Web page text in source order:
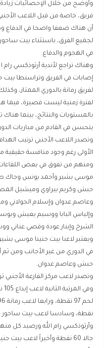
وأوضح من خلال الإحصائيات
فريق، خاصة من قبل اللاعب
أن هناك ضعفا واضحا في الدفاع
لجميع الفرق، باستثناء بيت ساحور
في الهجوم والدفاع.
وهناك تراجع لأندية أرثوذكسي
إصابات في الفريق وتراسنطا بيت
لفريق رمانة بالدوري الممتاز،
لفترة زمنية ليست قصيرة، فيما
بالمستويات والنتائج، بينما
يتحسن في القادم من مباريات
وتصدر اللاعب الأجنبي ترتيب
الأولى رغم وجود منافسة حقيقية
ومنهم من تفوق في بعض اللقاءات
موسى بشير وأحمد يونس وجاك
حبش وكريم بيراوي وميشيل
وعاصم عدوان وإسلام الجولاني
وإلياس البابا ووسيم يعيش
الشرخ وإينار عودة وقصي
ويعتبر لاعبا بيت حنينا موسى
في الدوري من غير الأجانب ومن
حبش وعاصم عدوان.
جالا 60 نقطة وأخيراً لاعب بيت حنينا.